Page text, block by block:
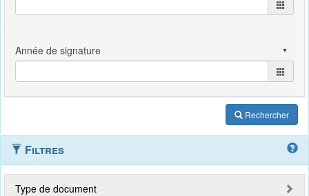
Rechercher
Filtres
Type de document